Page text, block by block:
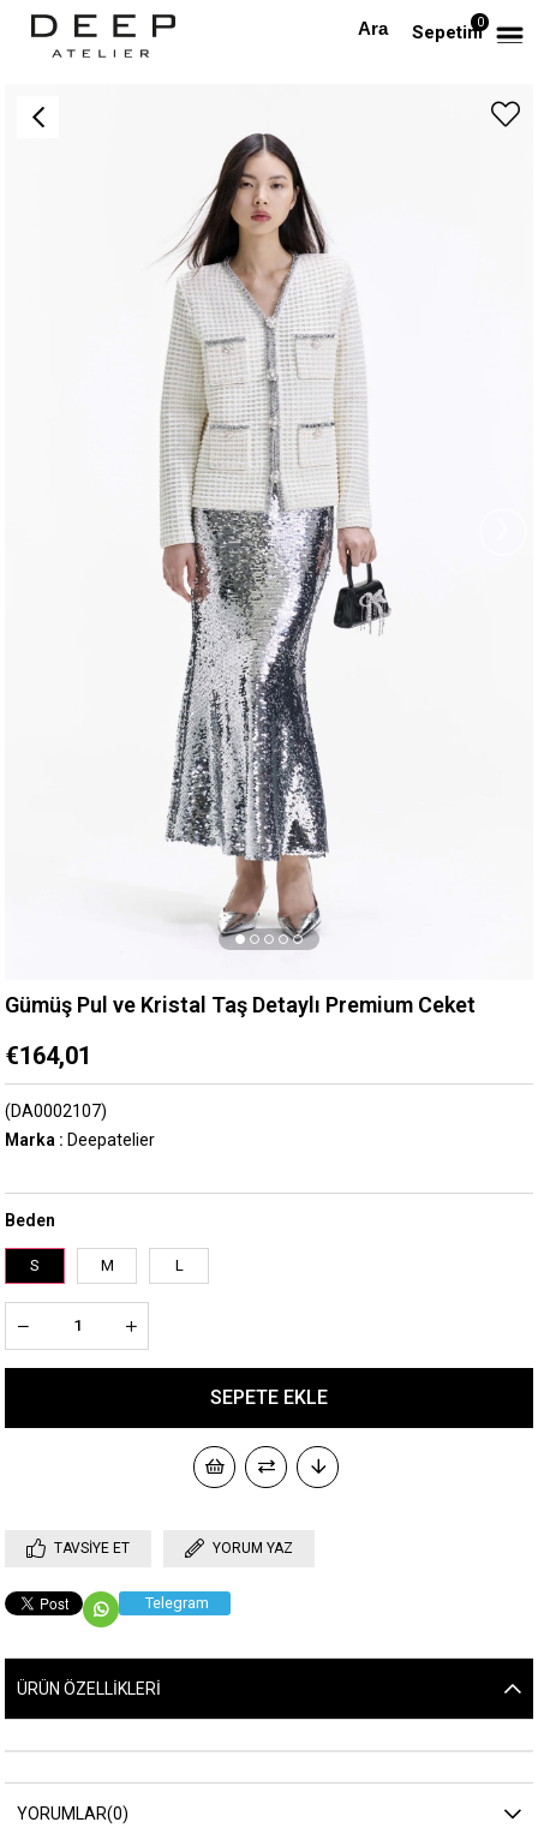
Sepetim0
Anasayfa DIŞ GİYİM Gümüş Pul ve Kristal Taş Detaylı Premium Ceket
Gümüş Pul ve Kristal Taş Detaylı Premium Ceket
€164,01
(DA0002107)
Marka : Deepatelier
Beden
S M L
TAVSIYE ET YORUM YAZ
Telegram
ÜRÜN ÖZELLIKLERI
YORUMLAR(0)